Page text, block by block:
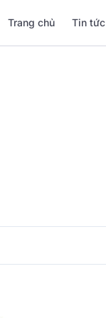
Trang chủ Tin tức